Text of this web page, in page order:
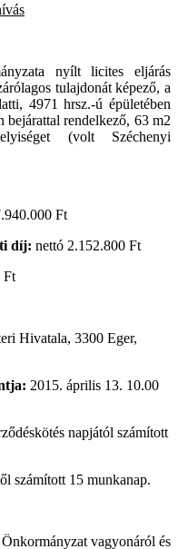
nyílt licites eljárás
tulajdonát képező, a
4971 hrsz.-ú épületében
rendelkező, 63 m2
(volt Széchenyi
Ft
díj: nettó 2.152.800 Ft
Ft
Hivatala, 3300 Eger,
2015. április 13. 10.00
napjától számított
számított 15 munkanap.
vagyonáról és